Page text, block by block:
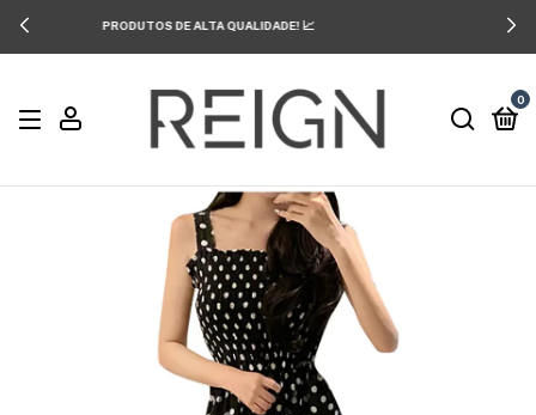
FRETE GRÁTIS SOMENTE HOJE! 🔥
0